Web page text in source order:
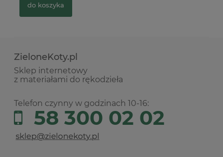
do koszyka
ZieloneKoty.pl
Sklep internetowy
z materiałami do rękodzieła
Telefon czynny w godzinach 10-16:
58 300 02 02